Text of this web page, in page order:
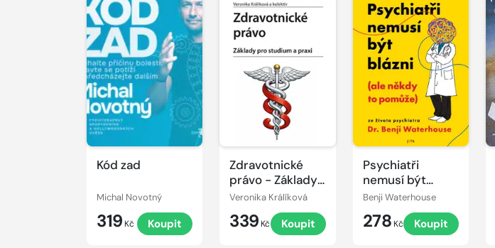
Kód zad
Michal Novotný
319 Kč Koupit
Zdravotnické
právo - Základy
pro studium a
Veronika Králíková
339 Kč Koupit
Psychiatři
nemusí být
blázni (ale někdy
to pomůže)
Benji Waterhouse
278 Kč Koupit